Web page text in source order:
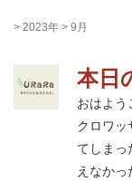
> 2023年 > 9月
本日
おはよう
クロワッ
てしまっ
えなか